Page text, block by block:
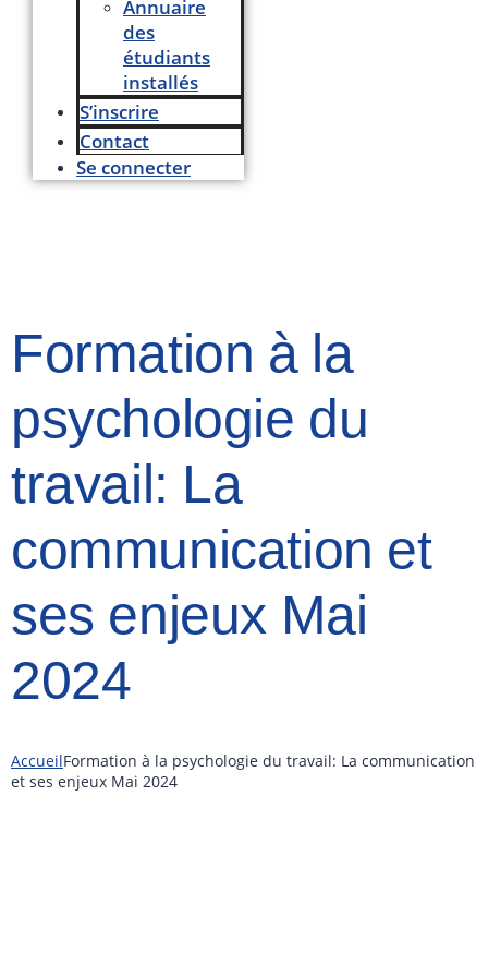
Annuaire
des
étudiants
installés
S’inscrire
Contact
Se connecter
Formation à la
psychologie du
travail: La
communication et
ses enjeux Mai
2024
AccueilFormation à la psychologie du travail: La communication
et ses enjeux Mai 2024